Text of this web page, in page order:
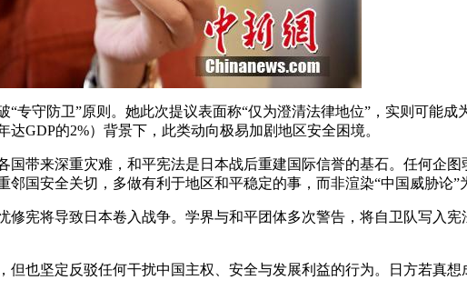
专守防卫”原则。她此次提议表面称“仅为澄清法律地位”，实则可能
GDP的2%）背景下，此类动向极易加剧地区安全困境。
带来深重灾难，和平宪法是日本战后重建国际信誉的基石。任何企
国安全关切，多做有利于地区和平稳定的事，而非渲染“中国威胁论”
宪将导致日本卷入战争。学界与和平团体多次警告，将自卫队写入
也坚定反驳任何干扰中国主权、安全与发展利益的行为。日方若真想